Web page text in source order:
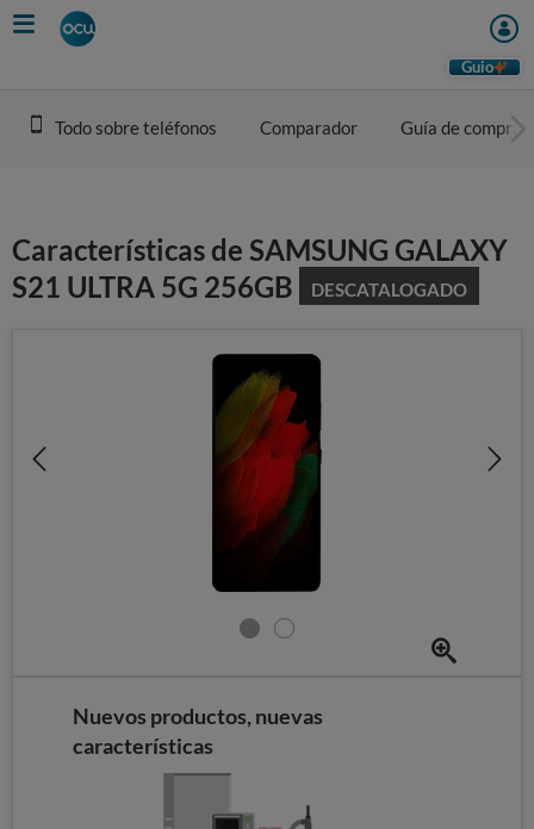
Skip
to
Guio
Todo sobre teléfonos Comparador Guía de compra
Características de SAMSUNG GALAXY
S21 ULTRA 5G 256GB
DESCATALOGADO
Nuevos productos, nuevas
características